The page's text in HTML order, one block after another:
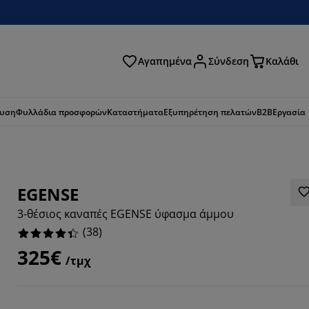
Αγαπημένα Σύνδεση Καλάθι
Φυλλάδια προσφορώνΚαταστήματαΕξυπηρέτηση πελατώνB2BΕργασία
EGENSE
3-θέσιος καναπές EGENSE ύφασμα άμμου
(38)
325€ /τμχ